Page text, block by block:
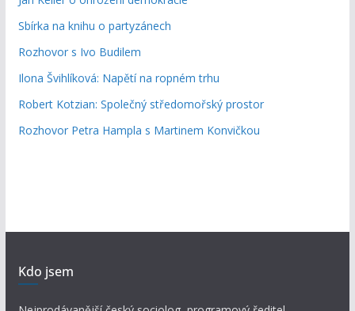
Sbírka na knihu o partyzánech
Rozhovor s Ivo Budilem
Ilona Švihlíková: Napětí na ropném trhu
Robert Kotzian: Společný středomořský prostor
Rozhovor Petra Hampla s Martinem Konvičkou
Kdo jsem